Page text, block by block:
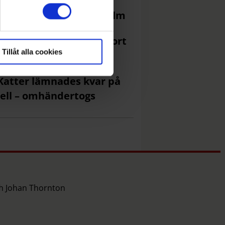
Tillåt alla cookies
i Stockholm
badklådan – tar bort
lämnades kvar på
– omhändertogs
Johan Thornton